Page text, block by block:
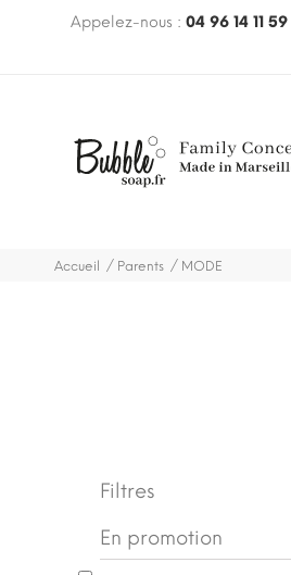
Appelez-nous : 04 96 14 11 59
avec le code BUBBLEFREE(hors
Accueil Parents MODE
Filtres
En promotion